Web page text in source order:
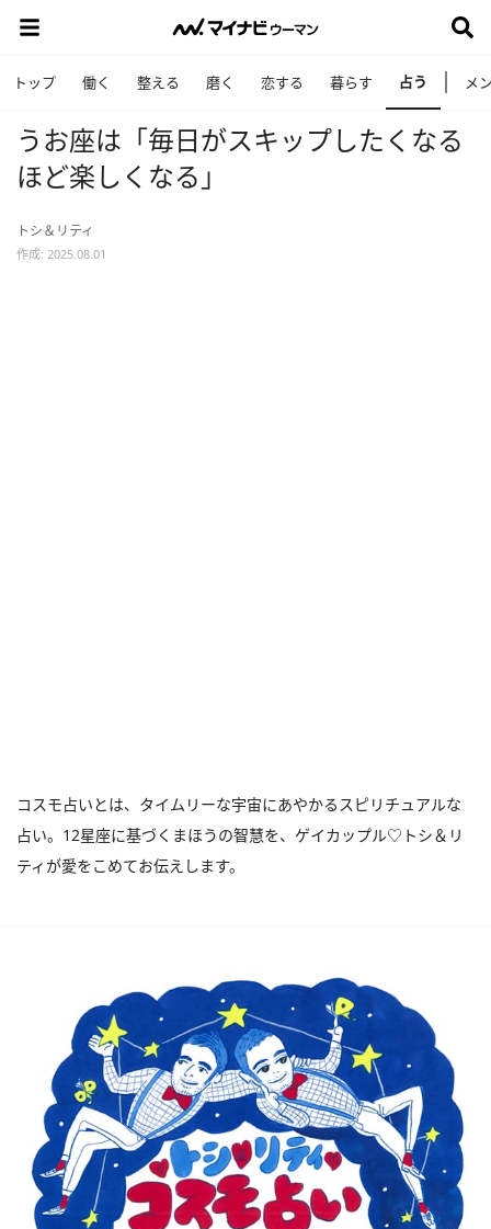
トップ 働く 整える 磨く 恋する 暮らす 占う メ
うお座は「毎日がスキップしたくなる
ほど楽しくなる」
トシ＆リティ
作成: 2025.08.01
コスモ占いとは、タイムリーな宇宙にあやかるスピリチュアルな
占い。12星座に基づくまほうの智慧を、ゲイカップル♡トシ＆リ
ティが愛をこめてお伝えします。